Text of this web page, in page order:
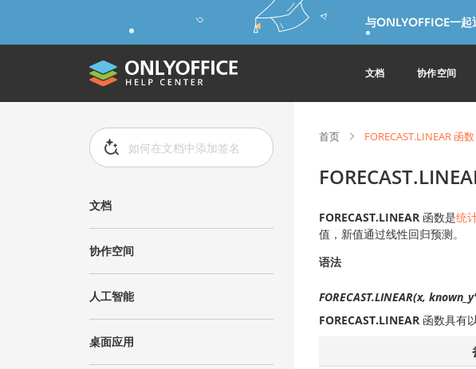
与ONLYOFFICE一起
文档 协作空间
文档
协作空间
人工智能
桌面应用
首页 FORECAST.LINEAR 函数
FORECAST.LINEAR 函数是统
值，新值通过线性回归预测。
语法
FORECAST.LINEAR(x,
FORECAST.LINEAR 函数具有